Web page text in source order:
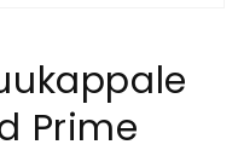
Prime